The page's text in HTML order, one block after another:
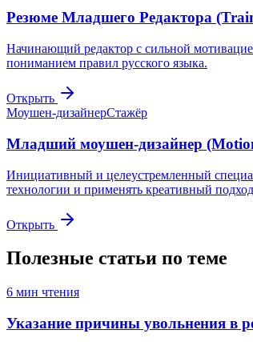
Резюме Младшего Редактора
Начинающий редактор с сильной
пониманием правил русского языка.
Открыть
Моушен-дизайнерСтажёр
Младший моушен-дизайнер
Инициативный и целеустремленный
технологии и применять креативный
Открыть
Полезные статьи по теме
6 мин чтения
Указание причины увольнения в